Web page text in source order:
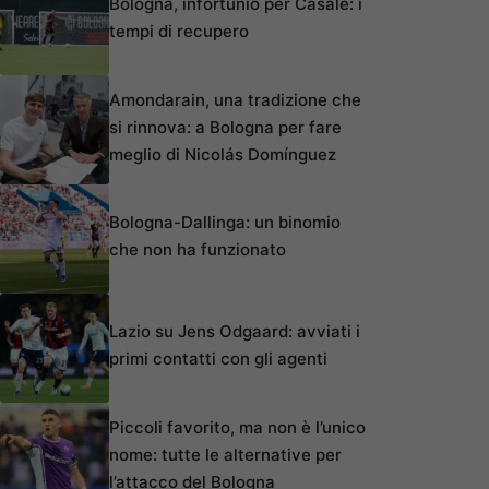
Bologna, infortunio per Casale: i
tempi di recupero
Amondarain, una tradizione che
si rinnova: a Bologna per fare
meglio di Nicolás Domínguez
Bologna-Dallinga: un binomio
che non ha funzionato
Lazio su Jens Odgaard: avviati i
primi contatti con gli agenti
Piccoli favorito, ma non è l’unico
nome: tutte le alternative per
l’attacco del Bologna